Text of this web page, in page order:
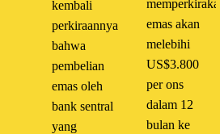
kembali
perkiraannya
bahwa
pembelian
emas oleh
bank sentral
yang
memperkirakan
emas akan
melebihi
US$3.800
per ons
dalam 12
bulan ke